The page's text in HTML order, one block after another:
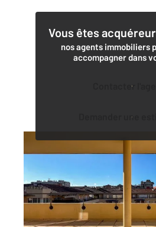
Vous êtes
nos agents immobiliers
accompagner dans
Contacter
Demander une
2
Appartement Duplex à
1 976 000